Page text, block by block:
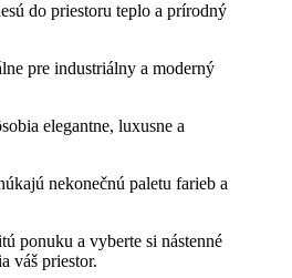
do priestoru teplo a prírodný
pre industriálny a moderný
elegantne, luxusne a
nekonečnú paletu farieb a
ponuku a vyberte si nástenné
váš priestor.